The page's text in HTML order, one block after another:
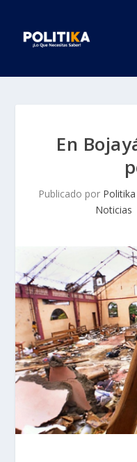
En
Publicado por
Noticias